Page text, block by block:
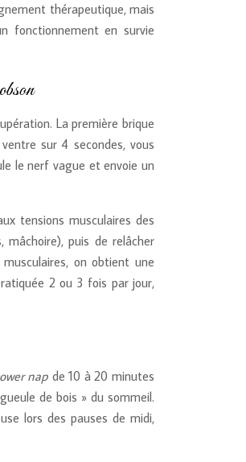
thérapeutique, mais
fonctionnement en survie
La première brique
sur 4 secondes, vous
le nerf vague et envoie un
tensions musculaires des
mâchoire), puis de relâcher
on obtient une
2 ou 3 fois par jour,
nap de 10 à 20 minutes
de bois » du sommeil.
lors des pauses de midi,